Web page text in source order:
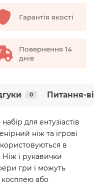
Гарантія якості
Повернення 14
днів
0 Питання-
для ентузіастів
ніж та ігрові
в
Ніж і рукавички
гри і можуть
косплею або